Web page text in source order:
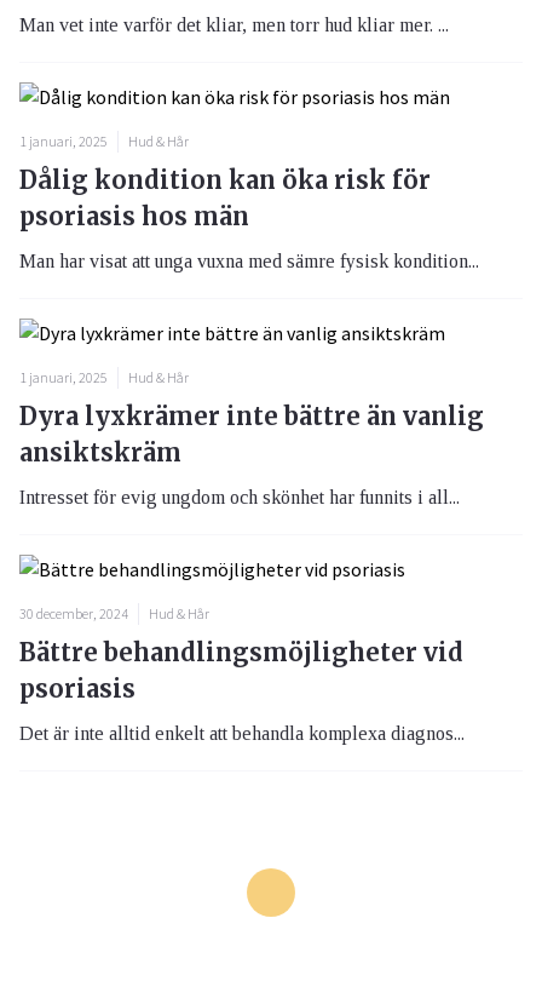
Man vet inte varför det kliar, men torr hud kliar mer. ...
1 januari, 2025 Hud & Hår
Dålig kondition kan öka risk för
psoriasis hos män
Man har visat att unga vuxna med sämre fysisk kondition...
1 januari, 2025 Hud & Hår
Dyra lyxkrämer inte bättre än vanlig
ansiktskräm
Intresset för evig ungdom och skönhet har funnits i all...
30 december, 2024 Hud & Hår
Bättre behandlingsmöjligheter vid
psoriasis
Det är inte alltid enkelt att behandla komplexa diagnos...